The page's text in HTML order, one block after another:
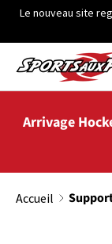
ALLER AU
Le nouveau site
Arrivage
Accueil